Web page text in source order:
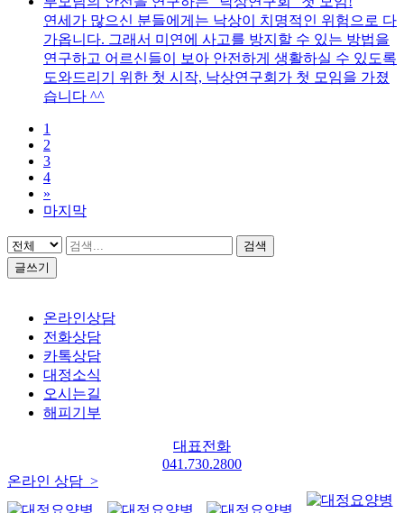
연세가 많으신 분들에게는 낙상이 치명적인 위험으로 다
가옵니다. 그래서 미연에 사고를 방지할 수 있는 방법을
연구하고 어르신들이 보아 안전하게 생활하실 수 있도록
도와드리기 위한 첫 시작, 낙상연구회가 첫 모임을 가졌
습니다 ^^
1
2
3
4
»
마지막
검색
글쓰기
온라인상담
전화상담
카톡상담
대정소식
오시는길
해피기부
대표전화
041.730.2800
온라인 상담 >